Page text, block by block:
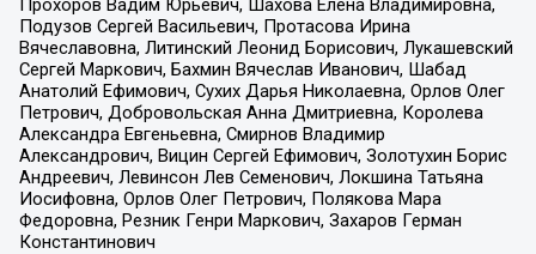
Прохоров Вадим Юрьевич, Шахова Елена Владимировна,
Подузов Сергей Васильевич, Протасова Ирина
Вячеславовна, Литинский Леонид Борисович, Лукашевский
Сергей Маркович, Бахмин Вячеслав Иванович, Шабад
Анатолий Ефимович, Сухих Дарья Николаевна, Орлов Олег
Петрович, Добровольская Анна Дмитриевна, Королева
Александра Евгеньевна, Смирнов Владимир
Александрович, Вицин Сергей Ефимович, Золотухин Борис
Андреевич, Левинсон Лев Семенович, Локшина Татьяна
Иосифовна, Орлов Олег Петрович, Полякова Мара
Федоровна, Резник Генри Маркович, Захаров Герман
Константинович